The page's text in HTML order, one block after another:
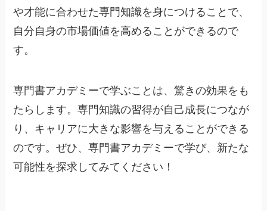
や才能に合わせた専門知識を身につけることで、
自分自身の市場価値を高めることができるので
す。
専門書アカデミーで学ぶことは、驚きの効果をも
たらします。専門知識の習得が自己成長につなが
り、キャリアに大きな影響を与えることができる
のです。ぜひ、専門書アカデミーで学び、新たな
可能性を探求してみてください！